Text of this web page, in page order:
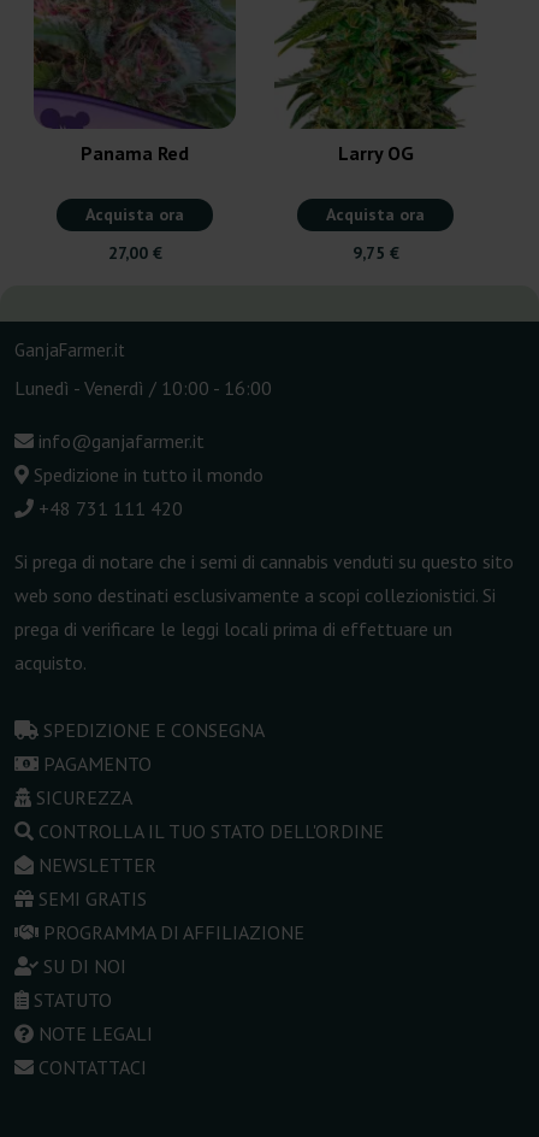
Panama Red
Acquista ora
27,00 €
Larry OG
Acquista ora
9,75 €
GanjaFarmer.it
Lunedì - Venerdì / 10:00 - 16:00
info@ganjafarmer.it
Spedizione in tutto il mondo
+48 731 111 420
Si prega di notare che i semi di cannabis venduti su questo sito
web sono destinati esclusivamente a scopi collezionistici. Si
prega di verificare le leggi locali prima di effettuare un
acquisto.
SPEDIZIONE E CONSEGNA
PAGAMENTO
SICUREZZA
CONTROLLA IL TUO STATO DELL'ORDINE
NEWSLETTER
SEMI GRATIS
PROGRAMMA DI AFFILIAZIONE
SU DI NOI
STATUTO
NOTE LEGALI
CONTATTACI